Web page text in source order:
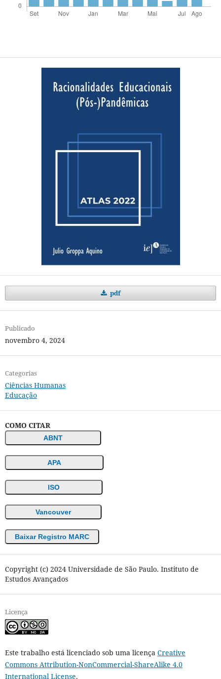
pdf
Publicado
novembro 4, 2024
Categorias
Ciências Humanas
Educação
COMO CITAR
ABNT
APA
ISO
Vancouver
Baixar Registro MARC
Copyright (c) 2024 Universidade de São Paulo. Instituto de
Estudos Avançados
Licença
Este trabalho está licenciado sob uma licença Creative
Commons Attribution-NonCommercial-ShareAlike 4.0
International License.